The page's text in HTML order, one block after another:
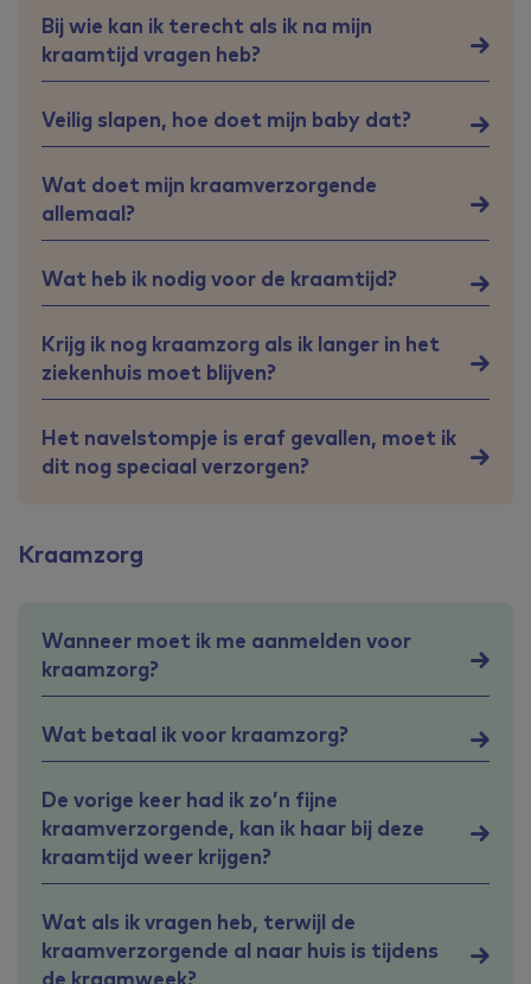
Bij wie kan ik terecht als ik na mijn
kraamtijd vragen heb?
Veilig slapen, hoe doet mijn baby dat?
Wat doet mijn kraamverzorgende
allemaal?
Wat heb ik nodig voor de kraamtijd?
Krijg ik nog kraamzorg als ik langer in het
ziekenhuis moet blijven?
Het navelstompje is eraf gevallen, moet ik
dit nog speciaal verzorgen?
Kraamzorg
Wanneer moet ik me aanmelden voor
kraamzorg?
Wat betaal ik voor kraamzorg?
De vorige keer had ik zo’n fijne
kraamverzorgende, kan ik haar bij deze
kraamtijd weer krijgen?
Wat als ik vragen heb, terwijl de
kraamverzorgende al naar huis is tijdens